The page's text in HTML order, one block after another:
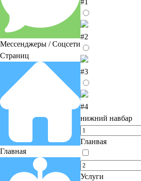
Мессенджеры / Соцсети
Страниц
Главная
#1
#2
#3
#4
нижний навбар
Гланвая
Услуги